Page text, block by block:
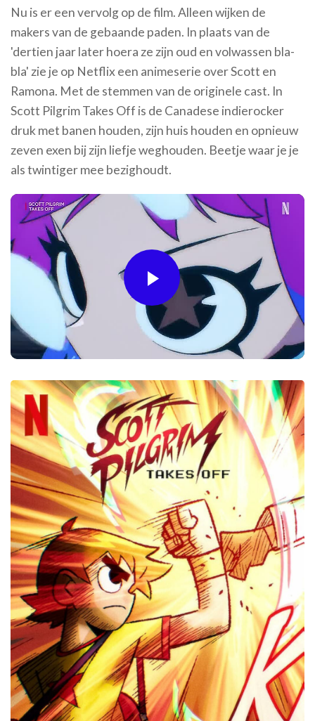
Nu is er een vervolg op de film. Alleen wijken de
makers van de gebaande paden. In plaats van de
'dertien jaar later hoera ze zijn oud en volwassen bla-
bla' zie je op Netflix een animeserie over Scott en
Ramona. Met de stemmen van de originele cast. In
Scott Pilgrim Takes Off is de Canadese indierocker
druk met banen houden, zijn huis houden en opnieuw
zeven exen bij zijn liefje weghouden. Beetje waar je je
als twintiger mee bezighoudt.
Play
Video